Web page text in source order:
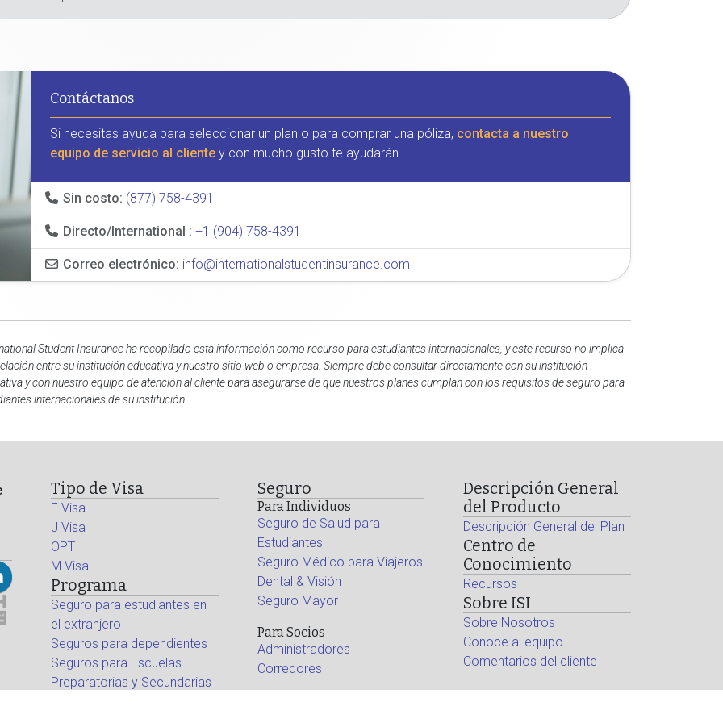
Contáctanos
Si necesitas ayuda para seleccionar un plan o para comprar una póliza, contacta a nuestro
equipo de servicio al cliente y con mucho gusto te ayudarán.
Sin costo: (877) 758-4391
Directo/International : +1 (904) 758-4391
Correo electrónico: info@internationalstudentinsurance.com
Student Insurance ha recopilado esta información como recurso para estudiantes internacionales, y este recurso no implica
entre su institución educativa y nuestro sitio web o empresa. Siempre debe consultar directamente con su institución
y con nuestro equipo de atención al cliente para asegurarse de que nuestros planes cumplan con los requisitos de seguro para
internacionales de su institución.
Tipo de Visa
F Visa
J Visa
OPT
M Visa
Programa
Seguro para estudiantes en
el extranjero
Seguros para dependientes
Seguros para Escuelas
Preparatorias y Secundarias
Seguro
Para Individuos
Seguro de Salud para
Estudiantes
Seguro Médico para Viajeros
Dental & Visión
Seguro Mayor
Para Socios
Administradores
Corredores
Descripción General
del Producto
Descripción General del Plan
Centro de
Conocimiento
Recursos
Sobre ISI
Sobre Nosotros
Conoce al equipo
Comentarios del cliente